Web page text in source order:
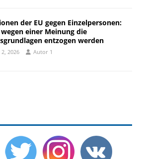
der EU gegen Einzelpersonen:
einer Meinung die
entzogen werden
2026 Autor 1